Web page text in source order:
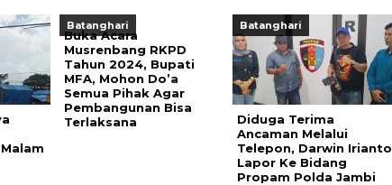
Batanghari
Buka Acara
Musrenbang RKPD
Tahun 2024, Bupati
MFA, Mohon Do’a
Semua Pihak Agar
Pembangunan Bisa
Terlaksana
Batanghari
Diduga Terima
Ancaman Melalui
Telepon, Darwin Irianto
Lapor Ke Bidang
Propam Polda Jambi